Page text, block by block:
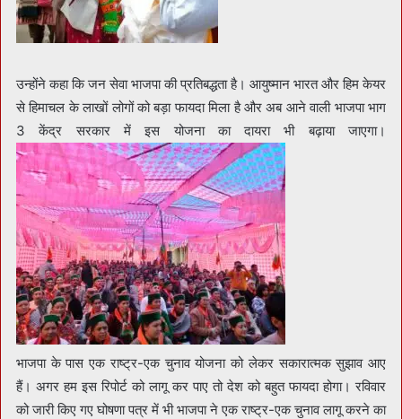
उन्होंने कहा कि जन सेवा भाजपा की प्रतिबद्धता है। आयुष्मान भारत और हिम केयर
से हिमाचल के लाखों लोगों को बड़ा फायदा मिला है और अब आने वाली भाजपा भाग
3 केंद्र सरकार में इस योजना का दायरा भी बढ़ाया जाएगा।
भाजपा के पास एक राष्ट्र-एक चुनाव योजना को लेकर सकारात्मक सुझाव आए
हैं। अगर हम इस रिपोर्ट को लागू कर पाए तो देश को बहुत फायदा होगा। रविवार
को जारी किए गए घोषणा पत्र में भी भाजपा ने एक राष्ट्र-एक चुनाव लागू करने का